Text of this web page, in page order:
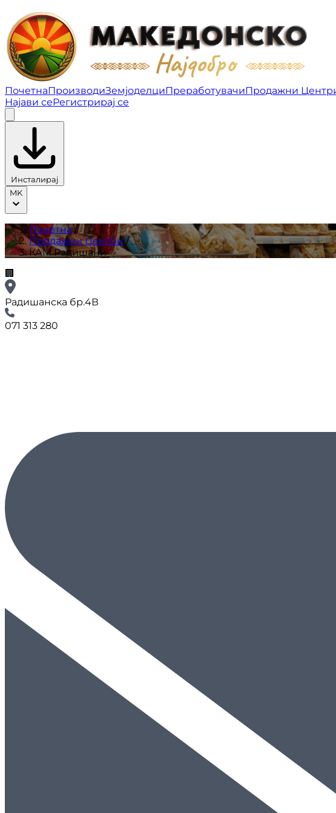
КАМ Радишани | Продажни Центри
ПочетнаПроизводиЗемјоделциПреработувачиПродажни
Најави сеРегистрирај се
Инсталирај
MK
Почетна/
Продажни Центри/
КАМ Радишани
🏢
Радишанска бр.4В
071 313 280